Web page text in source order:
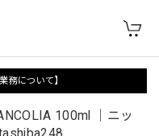
務について】
100ml ｜ニッ